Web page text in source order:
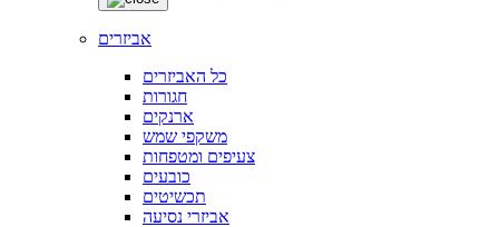
אביזרים
כל האביזרים
חגורות
ארנקים
משקפי שמש
צעיפים ומטפחות
כובעים
תכשיטים
אביזרי נסיעה